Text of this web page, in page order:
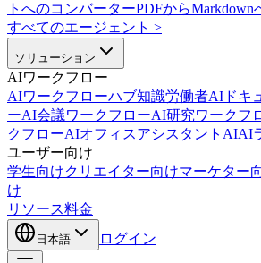
トへのコンバーターPDFからMarkdown
すべてのエージェント >
ソリューション
AIワークフロー
AIワークフローハブ知識労働者AI ドキ
ーAI会議ワークフローAI研究ワークフ
クフローAIオフィスアシスタントAIAI
ユーザー向け
学生向けクリエイター向けマーケター
け
リソース料金
日本語 ログイン